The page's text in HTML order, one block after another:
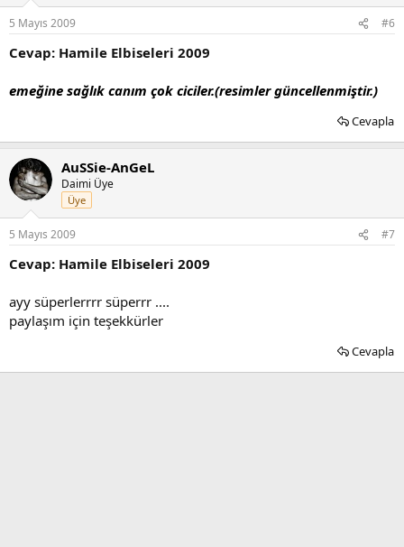
5 Mayıs 2009 #6
Cevap: Hamile Elbiseleri 2009
emeğine sağlık canım çok ciciler.(resimler güncellenmiştir.)
Cevapla
AuSSie-AnGeL
Daimi Üye
Üye
5 Mayıs 2009 #7
Cevap: Hamile Elbiseleri 2009
ayy süperlerrrr süperrr ....
paylaşım için teşekkürler
Cevapla